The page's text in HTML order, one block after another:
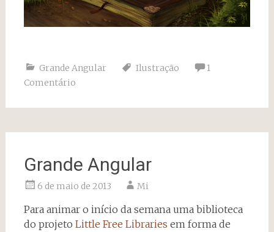
Grande Angular Ilustração
1
Comentário
Grande Angular
6 de maio de 2013 Mi
Para animar o início da semana uma biblioteca
do projeto Little Free Libraries em forma de